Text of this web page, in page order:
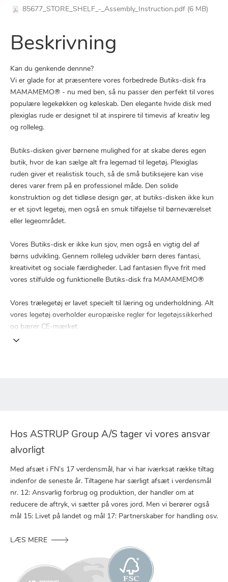
85677_STORE_SHELF_-_Assembly_Instruction.pdf (6 MB)
Beskrivning
Kan du genkende dennne?
Vi er glade for at præsentere vores forbedrede Butiks-disk fra
MAMAMEMO® - nu med ben, så nu passer den perfekt til vores
populære legekøkken og køleskab. Den elegante hvide disk med
plexiglas rude er designet til at inspirere til timevis af kreativ leg
og rolleleg.
Butiks-disken giver børnene mulighed for at skabe deres egen
butik, hvor de kan sælge alt fra legemad til legetøj. Plexiglas
ruden giver et realistisk touch, så de små butiksejere kan vise
deres varer frem på en professionel måde. Den solide
konstruktion og det tidløse design gør, at butiks-disken ikke kun
er et sjovt legetøj, men også en smuk tilføjelse til børneværelset
eller legeområdet.
Vores Butiks-disk er ikke kun sjov, men også en vigtig del af
børns udvikling. Gennem rolleleg udvikler børn deres fantasi,
kreativitet og sociale færdigheder. Lad fantasien flyve frit med
vores stilfulde og funktionelle Butiks-disk fra MAMAMEMO®
Vores trælegetøj er lavet specielt til læring og underholdning. Alt
vores legetøj overholder europæiske regler for legetøjssikkerhed
og bærer CE-mærket.
Hos ASTRUP Group A/S tager vi vores ansvar
alvorligt
Med afsæt i FN’s 17 verdensmål, har vi har iværksat række tiltag
indenfor de seneste år. Tiltagene har særligt afsæt i verdensmål
nr. 12: Ansvarlig forbrug og produktion, der handler om at
reducere de aftryk, vi sætter på vores jord. Men vi berører også
mål 15: Livet på landet og mål 17: Partnerskaber for handling osv.
LÆS MERE